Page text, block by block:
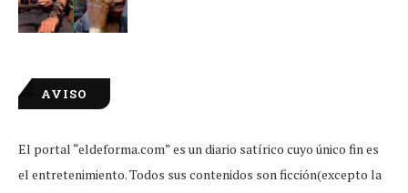
AVISO
El portal “eldeforma.com” es un diario satírico cuyo único fin es
el entretenimiento. Todos sus contenidos son ficción(excepto la